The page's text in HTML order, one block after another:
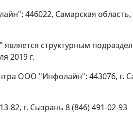
446022, Самарская область,
структурным
2019 г.
ООО "Инфолайн": 443076, г.
82, г. Сызрань 8 (846) 491-02-93